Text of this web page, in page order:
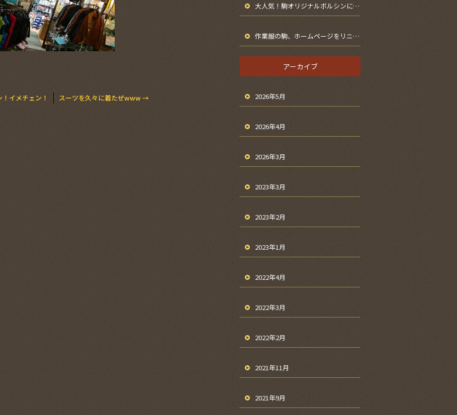
イメチェン！ スーツを久々に着たぜwww→
大人気！駒オリジナルボルシンについて
作業服の駒、ホームページをリニューアルしました｜横浜・瀬谷の鳶服・鉄筋服専門店」
アーカイブ
2026年5月
2026年4月
2026年3月
2023年3月
2023年2月
2023年1月
2022年4月
2022年3月
2022年2月
2021年11月
2021年9月